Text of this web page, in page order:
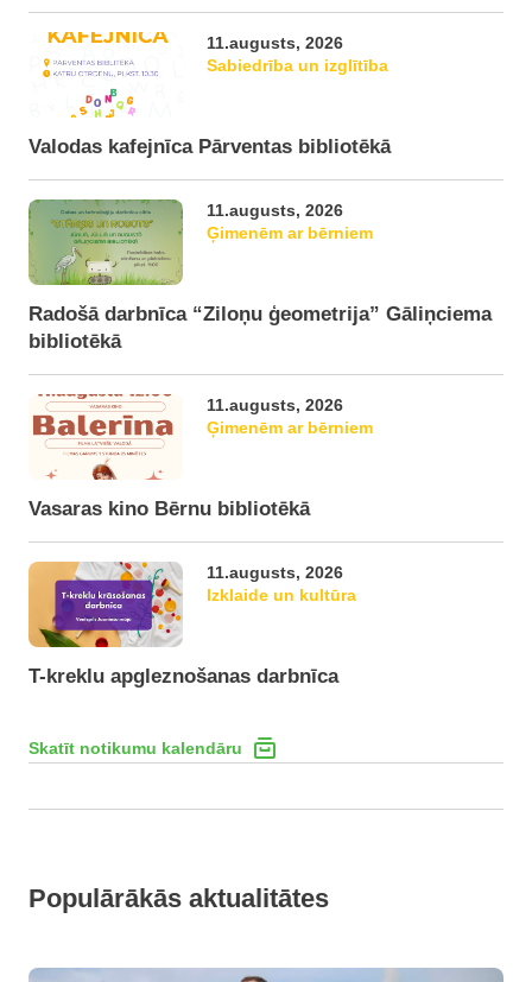
11.augusts, 2026
Sabiedrība un izglītība
Valodas kafejnīca Pārventas bibliotēkā
11.augusts, 2026
Ģimenēm ar bērniem
Radošā darbnīca “Ziloņu ģeometrija” Gāliņciema
bibliotēkā
11.augusts, 2026
Ģimenēm ar bērniem
Vasaras kino Bērnu bibliotēkā
11.augusts, 2026
Izklaide un kultūra
T-kreklu apgleznošanas darbnīca
Skatīt notikumu kalendāru
Populārākās aktualitātes